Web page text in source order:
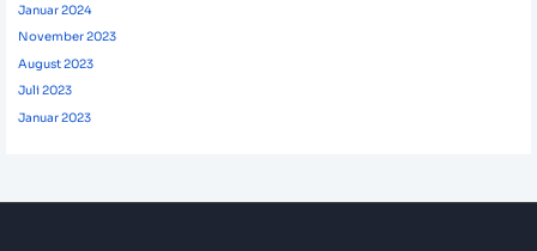
Januar 2024
November 2023
August 2023
Juli 2023
Januar 2023